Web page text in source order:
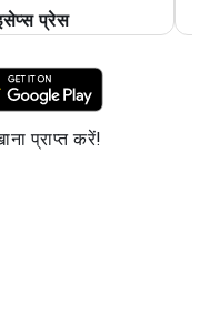
प्रेस
प्राप्त करें!